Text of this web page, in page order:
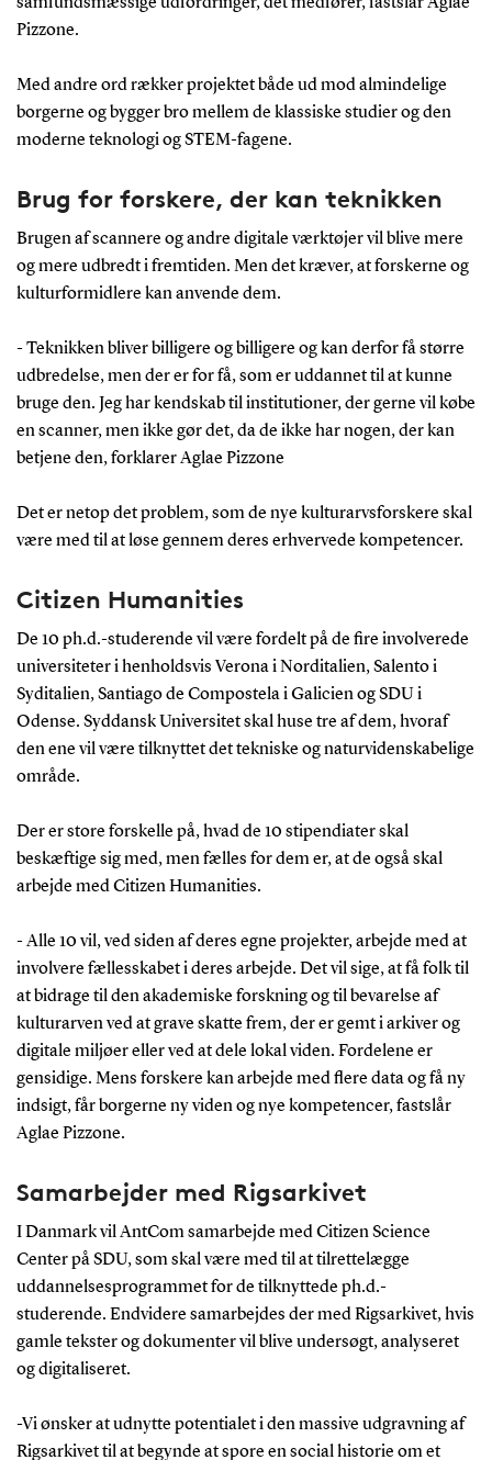
Pizzone.
Med andre ord rækker projektet både ud mod almindelige
borgerne og bygger bro mellem de klassiske studier og den
moderne teknologi og STEM-fagene.
Brug for forskere, der kan teknikken
Brugen af scannere og andre digitale værktøjer vil blive mere
og mere udbredt i fremtiden. Men det kræver, at forskerne og
kulturformidlere kan anvende dem.
- Teknikken bliver billigere og billigere og kan derfor få større
udbredelse, men der er for få, som er uddannet til at kunne
bruge den. Jeg har kendskab til institutioner, der gerne vil købe
en scanner, men ikke gør det, da de ikke har nogen, der kan
betjene den, forklarer Aglae Pizzone
Det er netop det problem, som de nye kulturarvsforskere skal
være med til at løse gennem deres erhvervede kompetencer.
Citizen Humanities
De 10 ph.d.-studerende vil være fordelt på de fire involverede
universiteter i henholdsvis Verona i Norditalien, Salento i
Syditalien, Santiago de Compostela i Galicien og SDU i
Odense. Syddansk Universitet skal huse tre af dem, hvoraf
den ene vil være tilknyttet det tekniske og naturvidenskabelige
område.
Der er store forskelle på, hvad de 10 stipendiater skal
beskæftige sig med, men fælles for dem er, at de også skal
arbejde med Citizen Humanities.
- Alle 10 vil, ved siden af deres egne projekter, arbejde med at
involvere fællesskabet i deres arbejde. Det vil sige, at få folk til
at bidrage til den akademiske forskning og til bevarelse af
kulturarven ved at grave skatte frem, der er gemt i arkiver og
digitale miljøer eller ved at dele lokal viden. Fordelene er
gensidige. Mens forskere kan arbejde med flere data og få ny
indsigt, får borgerne ny viden og nye kompetencer, fastslår
Aglae Pizzone.
Samarbejder med Rigsarkivet
I Danmark vil AntCom samarbejde med Citizen Science
Center på SDU, som skal være med til at tilrettelægge
uddannelsesprogrammet for de tilknyttede ph.d.-
studerende. Endvidere samarbejdes der med Rigsarkivet, hvis
gamle tekster og dokumenter vil blive undersøgt, analyseret
og digitaliseret.
-Vi ønsker at udnytte potentialet i den massive udgravning af
Rigsarkivet til at begynde at spore en social historie om et